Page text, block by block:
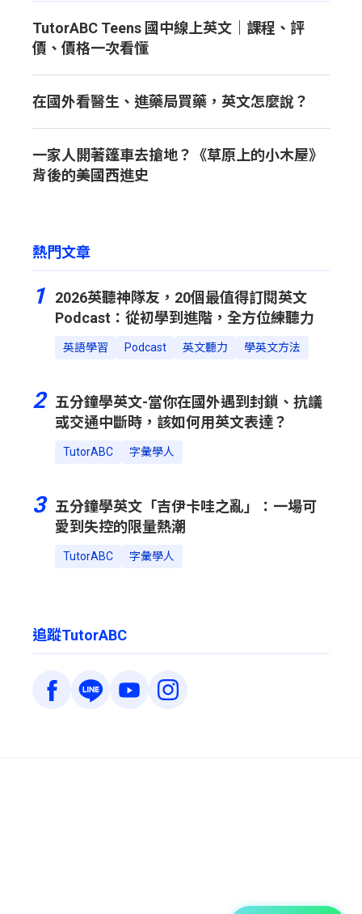
TutorABC Teens 國中線上英文｜課程、評
價、價格一次看懂
在國外看醫生、進藥局買藥，英文怎麼說？
一家人開著篷車去搶地？《草原上的小木屋》
背後的美國西進史
熱門文章
1
2026英聽神隊友，20個最值得訂閱英文
Podcast：從初學到進階，全方位練聽力
英語學習 Podcast 英文聽力 學英文方法
2
五分鐘學英文-當你在國外遇到封鎖、抗議
或交通中斷時，該如何用英文表達？
TutorABC 字彙學人
3
五分鐘學英文「吉伊卡哇之亂」：一場可
愛到失控的限量熱潮
TutorABC 字彙學人
追蹤TutorABC